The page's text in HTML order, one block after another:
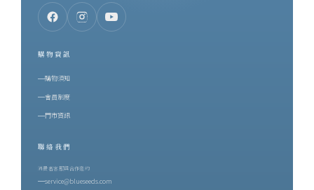
購物資訊
購物須知
會員制度
門市資訊
聯絡我們
消費者客服與合作邀約
service@blueseeds.com